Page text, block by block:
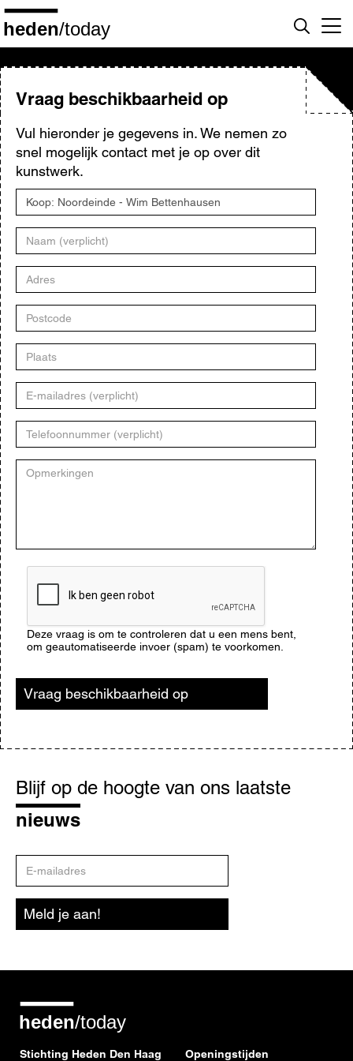
Overslaan
en
naar
inhoud
gaanVraag beschikbaarheid op
Vul hieronder je gegevens in. We nemen zo
snel mogelijk contact met je op over dit
kunstwerk.
Titel
kunstwerk
Naam
Adres
Postcode
Plaats
E-
mailadres
Telefoonnummer
Opmerkingen
Deze vraag is om te controleren dat u een mens bent,
om geautomatiseerde invoer (spam) te voorkomen.
Vraag beschikbaarheid op
op
de
hoogte
Blijf op de hoogte van ons laatste
nieuws
mailadres
Meld je aan!
Stichting Heden Den Haag Openingstijden